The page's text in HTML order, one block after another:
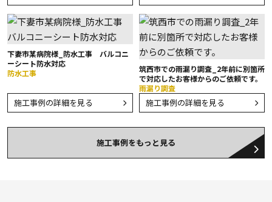
下妻市某病院様_防水工事 バルコニ
ーシート防水対応
防水工事
施工事例の詳細を見る
筑西市での雨漏り調査_2年前に別箇所
で対応したお客様からのご依頼です。
雨漏り調査
施工事例の詳細を見る
施工事例をもっと見る